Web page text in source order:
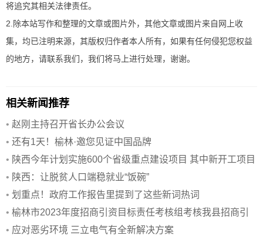
将追究其相关法律责任。
2.除本站写作和整理的文章或图片外，其他文章或图片来自网上收
集，均已注明来源，其版权归作者本人所有，如果有任何侵犯您权益
的地方，请联系我们，我们将马上进行处理，谢谢。
相关新闻推荐
• 赵刚主持召开省长办公会议
• 还有1天！榆林·邀您见证中国品牌
• 陕西今年计划实施600个省级重点建设项目 其中新开工项目
158个
• 陕西：让脱贫人口端稳就业“饭碗”
• 划重点！政府工作报告里提到了这些新词热词
• 榆林市2023年度招商引资目标责任考核组考核我县招商引
资工作
• 应对恶劣环境 三立电气有全新解决方案